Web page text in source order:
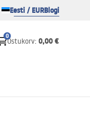
Eesti / EURBlogi
0
Ostukorv: 0,00 €